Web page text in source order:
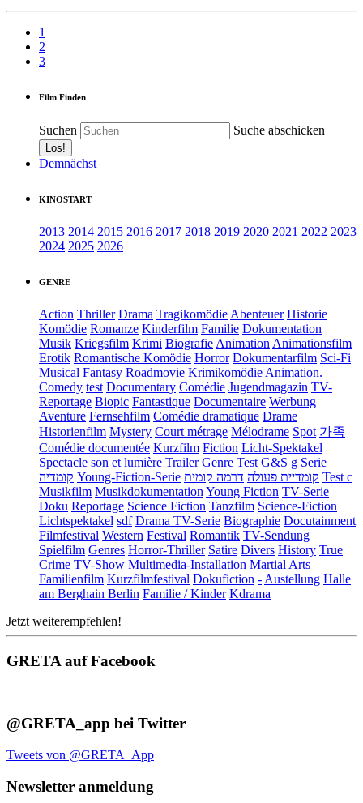
1
2
3
Film Finden
Suchen Suche abschicken
Demnächst
KINOSTART
2013 2014 2015 2016 2017 2018 2019 2020 2021 2022 2023
2024 2025 2026
GENRE
Action Thriller Drama Tragikomödie Abenteuer Historie
Komödie Romanze Kinderfilm Familie Dokumentation
Musik Kriegsfilm Krimi Biografie Animation Animationsfilm
Erotik Romantische Komödie Horror Dokumentarfilm Sci-Fi
Musical Fantasy Roadmovie Krimikomödie Animation.
Comedy test Documentary Comédie Jugendmagazin TV-
Reportage Biopic Fantastique Documentaire Werbung
Aventure Fernsehfilm Comédie dramatique Drame
Historienfilm Mystery Court métrage Mélodrame Spot 가족
Comédie documentée Kurzfilm Fiction Licht-Spektakel
Spectacle son et lumière Trailer Genre Test G&S g Serie
קומדיה Young-Fiction-Serie קומדיית פעולה דרמה קומית
Test c
Musikfilm Musikdokumentation Young Fiction TV-Serie
Doku Reportage Science Fiction Tanzfilm Science-Fiction
Lichtspektakel sdf Drama TV-Serie Biographie Docutainment
Filmfestival Western Festival Romantik TV-Sendung
Spielfilm Genres Horror-Thriller Satire Divers History True
Crime TV-Show Multimedia-Installation Martial Arts
Familienfilm Kurzfilmfestival Dokufiction - Austellung Halle
am Berghain Berlin Familie / Kinder Kdrama
Jetzt weiterempfehlen!
GRETA auf Facebook
@GRETA_app bei Twitter
Tweets von @GRETA_App
Newsletter anmeldung